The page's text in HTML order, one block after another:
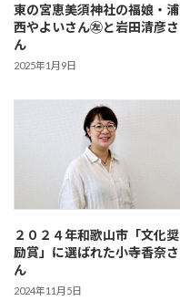
東の宮恵美須神社の福娘・浦
西やよいさん㊧と岩田清彦さ
ん
2025年1月9日
２０２４年和歌山市「文化奨
励賞」に選ばれた小寺香奈さ
ん
2024年11月5日